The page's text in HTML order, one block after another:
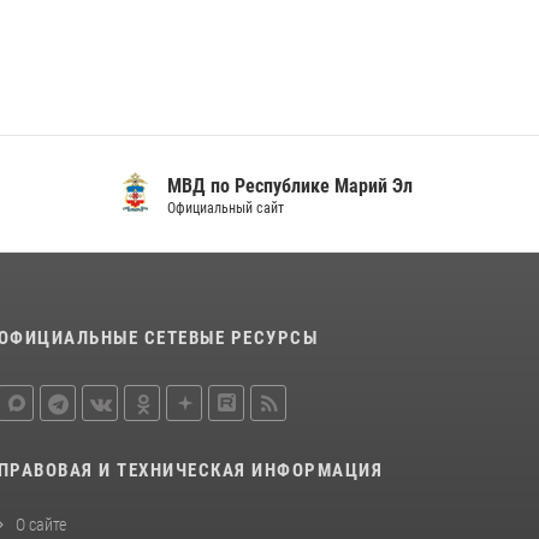
приняли участие в праздновании Дня семьи,
любви и верности (видео)
09 июля 2026, 06:04 3
МВД по Республике Марий Эл
Официальный сайт
СЕТЕВЫЕ РЕСУРСЫ
ПРАВОВАЯ И ТЕХНИЧЕСКАЯ ИНФОРМАЦИЯ
О сайте